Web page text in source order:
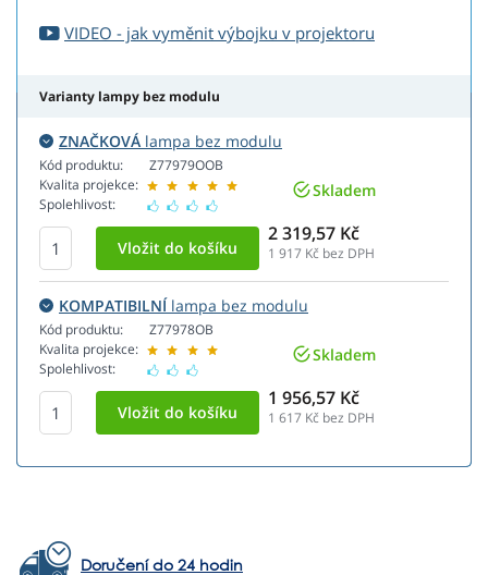
VIDEO - jak vyměnit výbojku v projektoru
Varianty lampy bez modulu
ZNAČKOVÁ lampa bez modulu
Kód produktu:
Kvalita projekce:
Spolehlivost:
Z77979OOB
Skladem
2 319,57 Kč
1 917 Kč bez DPH
KOMPATIBILNÍlampa bez modulu
Kód produktu:
Kvalita projekce:
Spolehlivost:
Z77978OB
Skladem
1 956,57 Kč
1 617 Kč bez DPH
Doručení do 24 hodin